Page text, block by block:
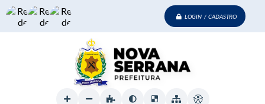
LOGIN / CADASTRO